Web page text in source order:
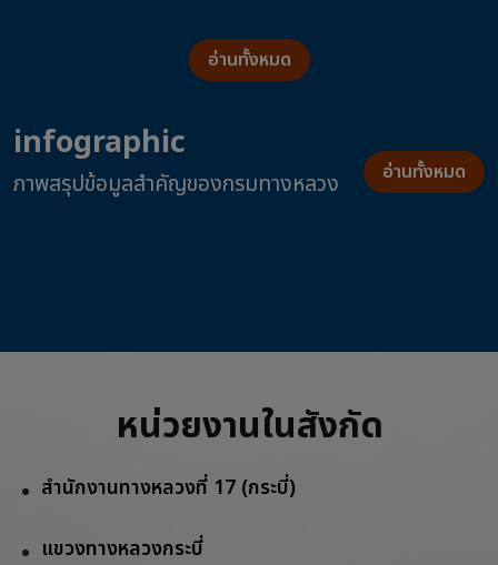
อ่านทั้งหมด
infographic
ภาพสรุปข้อมูลสำคัญของกรมทางหลวง อ่านทั้งหมด
หน่วยงานในสังกัด
สำนักงานทางหลวงที่ 17 (กระบี่)
แขวงทางหลวงกระบี่